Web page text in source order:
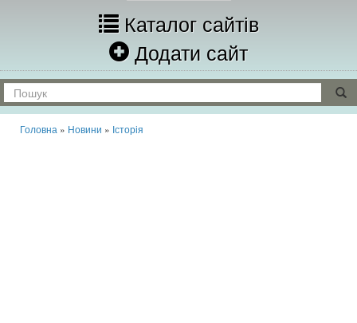
Каталог сайтів
Додати сайт
Головна » Новини » Історія